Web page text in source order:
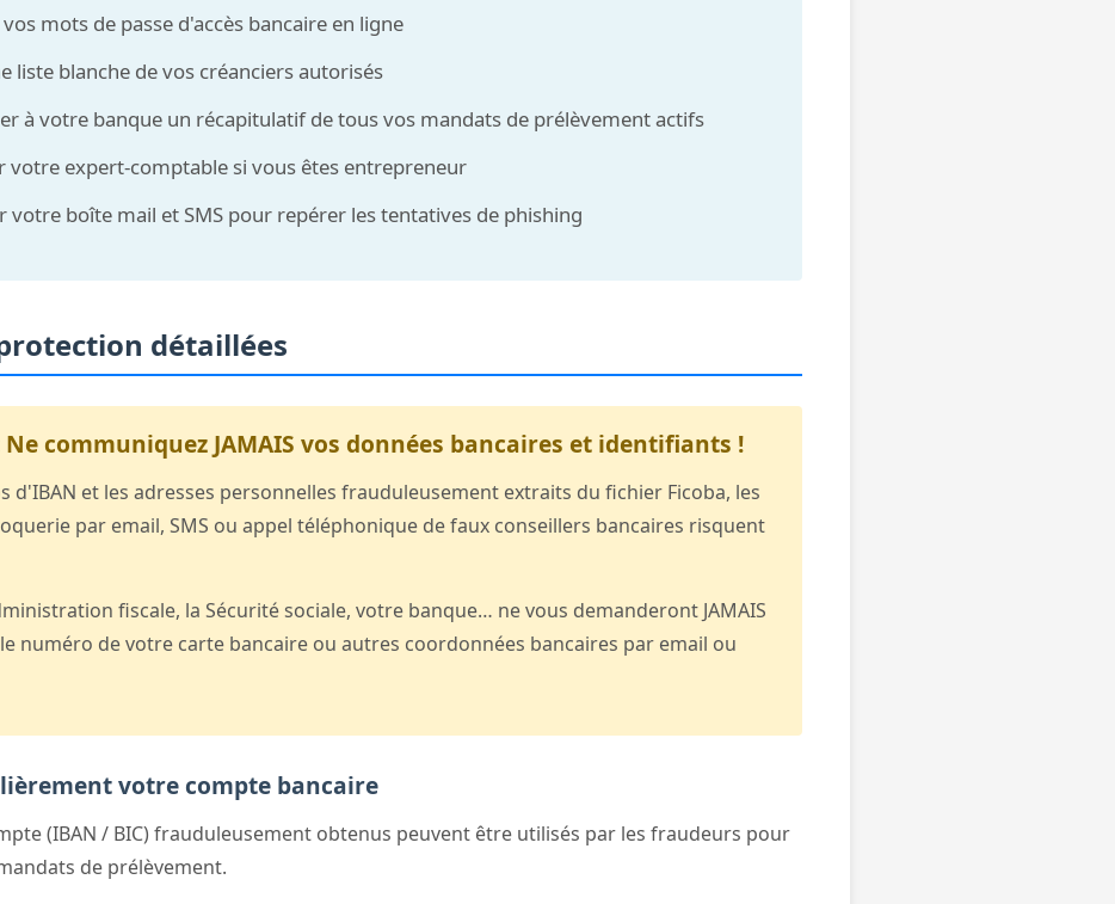
mots de passe d'accès bancaire en ligne
liste blanche de vos créanciers autorisés
à votre banque un récapitulatif de tous vos mandats de prélèvement actifs
votre expert-comptable si vous êtes entrepreneur
votre boîte mail et SMS pour repérer les tentatives de phishing
détaillées
Ne communiquez JAMAIS vos données bancaires et identifiants !
d'IBAN et les adresses personnelles frauduleusement extraits du fichier Ficoba, les
par email, SMS ou appel téléphonique de faux conseillers bancaires risquent
fiscale, la Sécurité sociale, votre banque… ne vous demanderont JAMAIS
numéro de votre carte bancaire ou autres coordonnées bancaires par email ou
votre compte bancaire
(IBAN / BIC) frauduleusement obtenus peuvent être utilisés par les fraudeurs pour
de prélèvement.